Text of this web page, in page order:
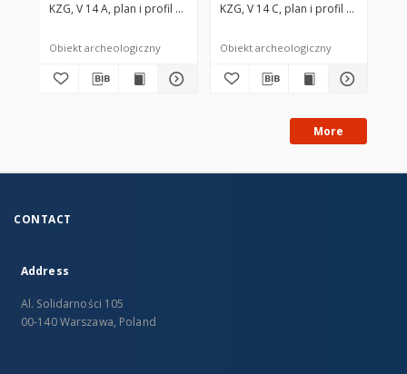
KZG, V 14 A, plan i profil archeologiczny średniowiecze wczesne
Obiekt archeologiczny
KZG, V 14 C, plan i profil
Obiekt archeologiczny
More
CONTACT
Address
Al. Solidarności 105
00-140 Warszawa, Poland